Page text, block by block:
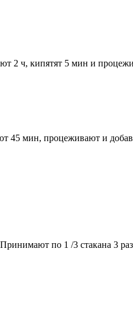
2 ч, кипятят 5 мин и
45 мин, процеживают и
по 1 /3 стакана 3